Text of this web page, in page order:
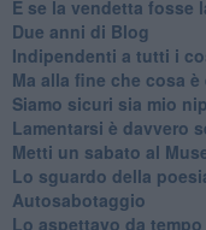
​E se la vendetta fosse
​Due anni di Blog
​Indipendenti a tutti i
​Ma alla fine che cosa
​Siamo sicuri sia mio
​Lamentarsi è davvero
​Metti un sabato al
​Lo sguardo della
Autosabotaggio
​Lo aspettavo da tempo